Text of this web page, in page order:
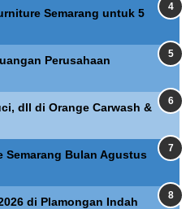
Semarang untuk 5
Perusahaan
dll di Orange Carwash &
Semarang Bulan Agustus
di Plamongan Indah